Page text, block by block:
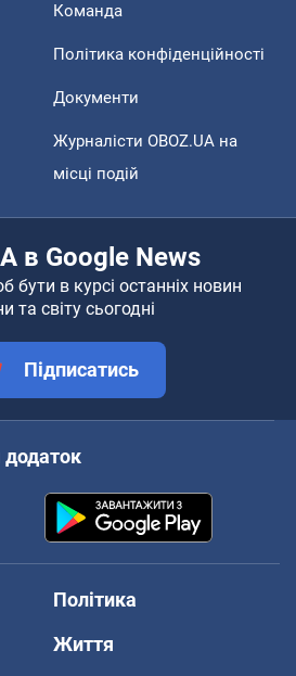
Команда
Політика конфіденційності
Документи
Журналісти OBOZ.UA на
місці подій
в Google News
бути в курсі останніх новин
та світу сьогодні
Підписатись
Політика
Життя